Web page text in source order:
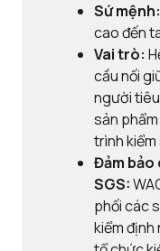
Sứ mệnh:
cao đến
Vai trò:
cầu nối
người
sản
trình
Đảm
SGS:
phối các
kiểm định